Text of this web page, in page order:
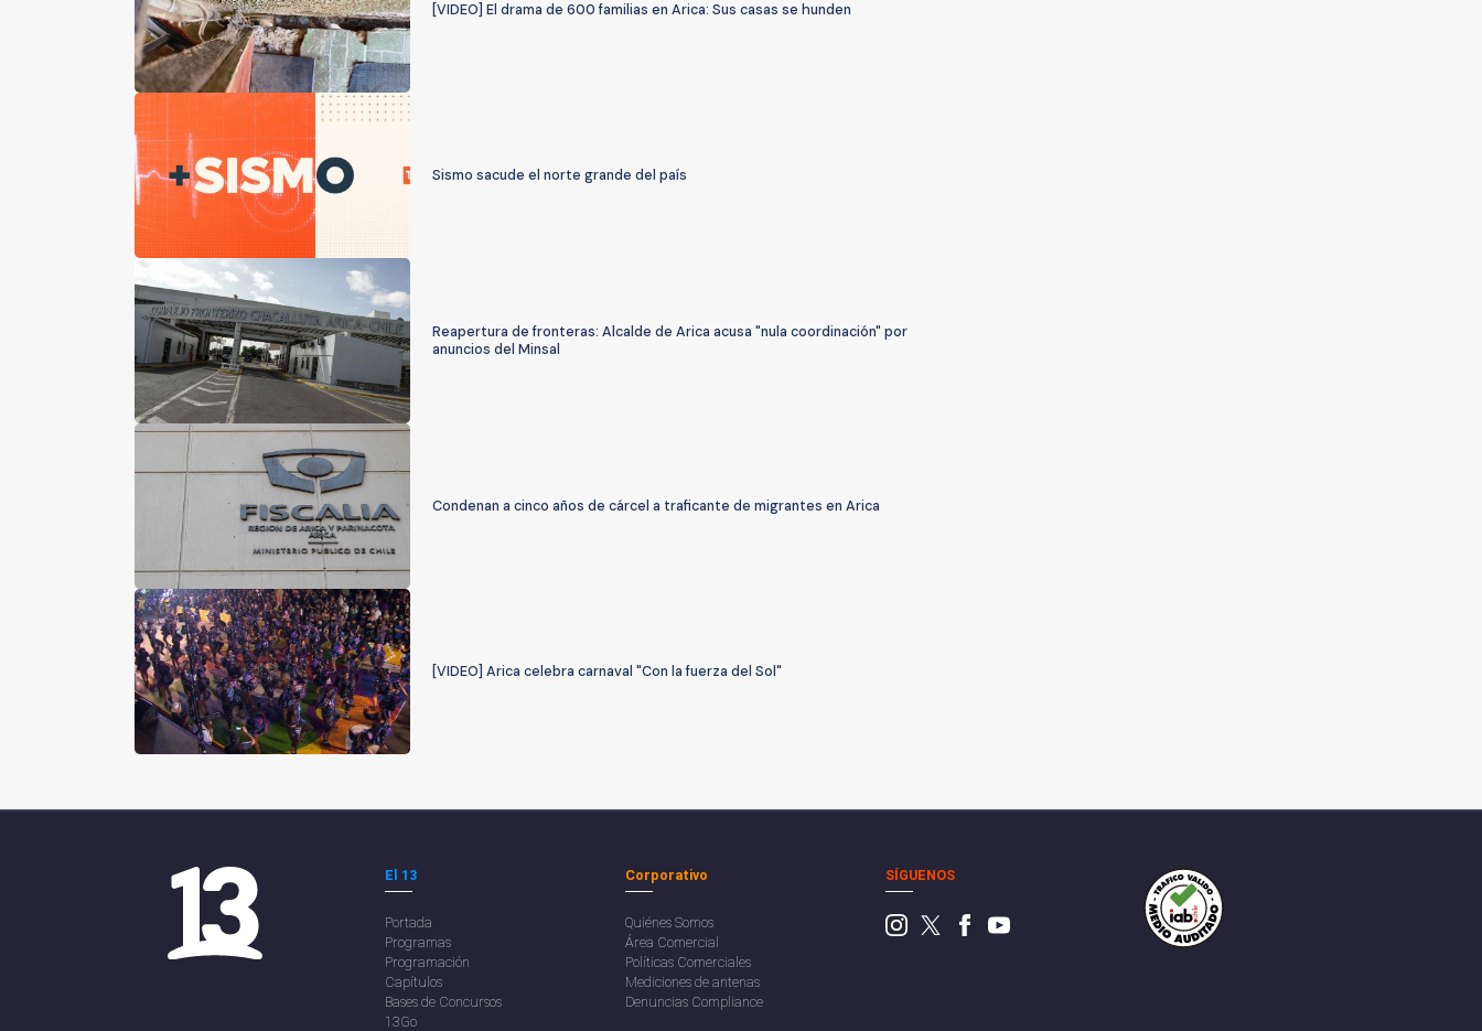
[VIDEO] El drama de 600 familias en Arica: Sus casas se hunden
Sismo sacude el norte grande del país
Reapertura de fronteras: Alcalde de Arica acusa "nula coordinación" por
anuncios del Minsal
Condenan a cinco años de cárcel a traficante de migrantes en Arica
[VIDEO] Arica celebra carnaval "Con la fuerza del Sol"
El 13
Portada
Programas
Programación
Capítulos
Bases de Concursos
13Go
Corporativo
Quiénes Somos
Área Comercial
Políticas Comerciales
Mediciones de antenas
Denuncias Compliance
SÍGUENOS